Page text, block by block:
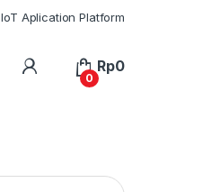
IoT Aplication Platform
My Account
0
Rp0